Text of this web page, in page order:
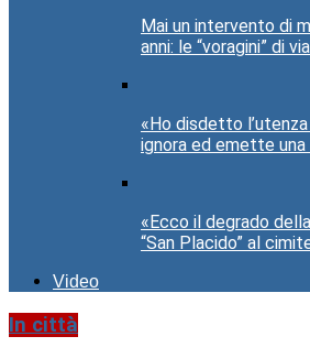
Mai un intervento di
anni: le “voragini” di
«Ho disdetto
ignora ed emette
«Ecco il degrado
“San Placido” al
Video
In città